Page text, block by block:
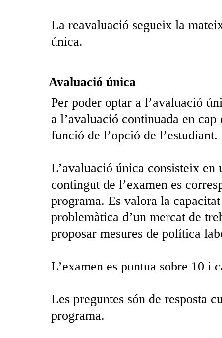
La reavaluació segueix la
única.
Avaluació única
Per poder optar a l’avaluació
a l’avaluació continuada en
funció de l’opció de l’estudiant.
L’avaluació única consisteix en
contingut de l’examen es
programa. Es valora la
problemàtica d’un mercat de
proposar mesures de política
L’examen es puntua sobre 10 i
Les preguntes són de resposta
programa.